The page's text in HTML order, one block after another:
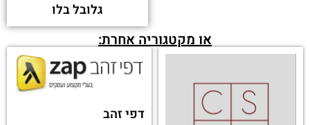
גלובל בלו
או מקטגוריה אחרת:
דפי זהב